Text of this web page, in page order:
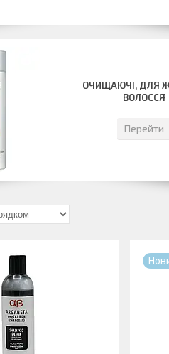
ОЧИЩАЮЧІ, ДЛЯ
ВОЛОССЯ
Перейти